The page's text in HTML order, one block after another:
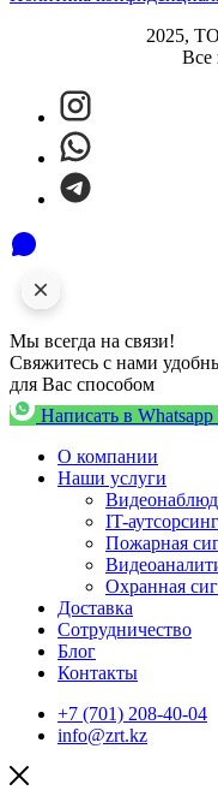
2025,
Все
Мы всегда на связи!
Свяжитесь с нами
для Вас способом
Написать в Whatsapp
О компании
Наши услуги
IT-аутсорсинг
Пожарная
Охранная
Доставка
Сотрудничество
Блог
Контакты
+7 (701) 208-40-04
info@zrt.kz